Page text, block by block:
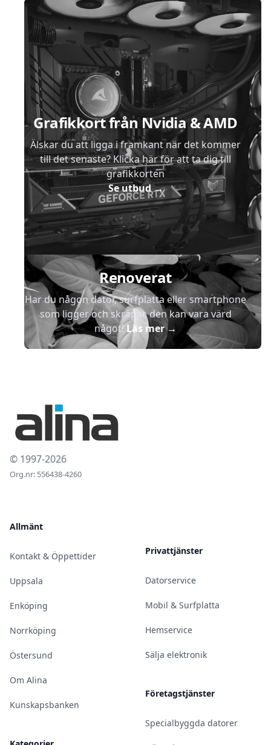
Grafikkort från Nvidia & AMD
Älskar du att ligga i framkant när det kommer
till det senaste? Klicka här för att ta dig till
grafikkorten
Se utbud→
Renoverat
Har du någon dator, surfplatta eller smartphone
som ligger och skräpar, den kan vara värd
något!Läs mer→
© 1997-2026
Org.nr: 556438-4260
Allmänt
Kontakt & Öppettider
Uppsala
Enköping
Norrköping
Östersund
Om Alina
Kunskapsbanken
Privattjänster
Datorservice
Mobil & Surfplatta
Hemservice
Sälja elektronik
Företagstjänster
Specialbyggda datorer